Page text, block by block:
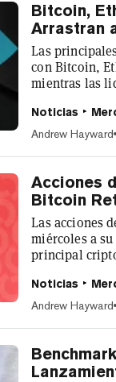
Bitcoin,
Arrastran
Las
con Bitcoin,
mientras las
$62.000 el
rebotando a
Noticias
Andrew Hayward
Acciones
Bitcoin
Las acciones
miércoles a
principal
$52.000
Noticias
Andrew Hayward